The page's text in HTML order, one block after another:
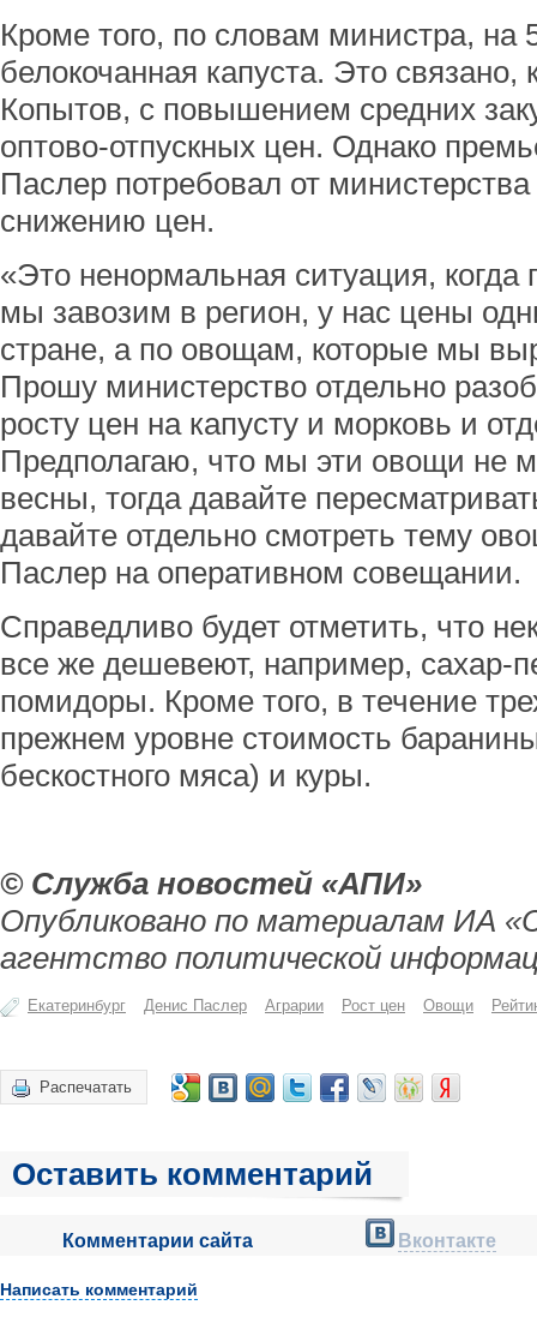
Кроме того, по словам министра, на
белокочанная капуста. Это
Копытов, с повышением средних
оптово-отпускных цен. Однако
Паслер потребовал от
снижению цен.
«Это ненормальная ситуация, когда
мы завозим в регион, у нас цены
стране, а по овощам, которые мы
Прошу министерство отдельно
росту цен на капусту и морковь и
Предполагаю, что мы эти овощи не
весны, тогда давайте
давайте отдельно смотреть тему
Паслер на оперативном совещании.
Справедливо будет отметить, что
все же дешевеют, например, сахар-
помидоры. Кроме того, в течение
прежнем уровне стоимость
бескостного мяса) и куры.
© Служба новостей «АПИ»
Опубликовано по материалам ИА
агентство политической
Екатеринбург Денис Паслер Аграрии Рост цен Овощи
Распечатать
Оставить комментарий
Комментарии сайта Вконтакте
Написать комментарий